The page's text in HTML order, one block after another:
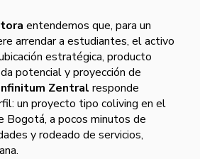
entendemos que, para un
arrendar a estudiantes, el activo
estratégica, producto
potencial y proyección de
Zentral responde
un proyecto tipo coliving en el
Bogotá, a pocos minutos de
y rodeado de servicios,